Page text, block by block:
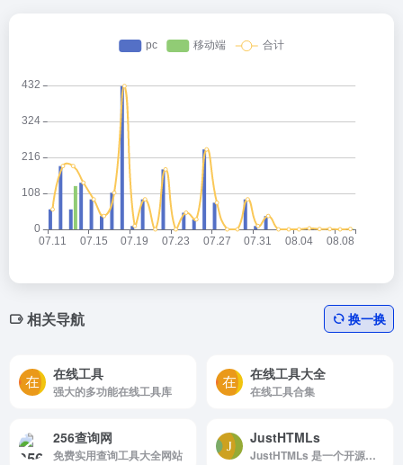
相关导航 换一换
在线工具
强大的多功能在线工具库
在线工具大全
在线工具合集
256查询网
免费实用查询工具大全网站
JustHTMLs
JustHTMLs 是一个开源的 HTML 工具集平台，汇集各种轻量级的在线工具，无需安装，即开即用。